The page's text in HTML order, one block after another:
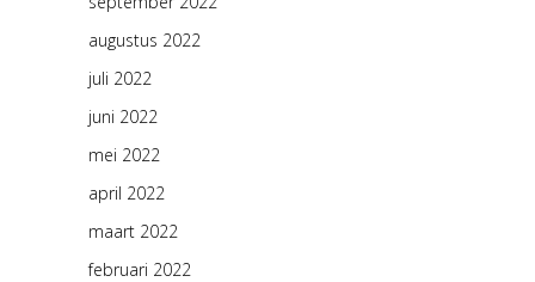
augustus 2022
juli 2022
juni 2022
mei 2022
april 2022
maart 2022
februari 2022